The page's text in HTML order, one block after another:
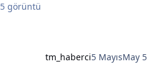
görüntü
tm_haberci5 MayısMay 5